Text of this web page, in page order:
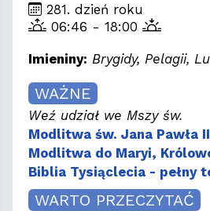
281. dzień roku
06:46 - 18:00
Imieniny: Brygidy, Pelagii,
WAŻNE
Weź udział we Mszy św.
Modlitwa św. Jana Pawła
Modlitwa do Maryi,
Biblia Tysiąclecia - pełny
WARTO PRZECZYTAĆ